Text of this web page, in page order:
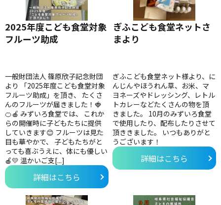
2025年度こども食堂対象
フルーツ助成
一般財団法人 篠原欣子記念財団
より 「2025年度こども食堂対象
フルーツ助成」を頂き、 たくさ
んのフルーツが届きました！🍓
🍊🍎 みずいろ食堂では、 これか
らの開催時に子どもたちに提供
していきます😊 フルーツは見た
目も華やかで、 子どもたちがと
っても喜ぶうえに、体にも優しい
🍎💛 温かいご支[...]
詳細はこちら
ぎふこども食堂ネットさ
まより
ぎふこども食堂ネット様より、に
んじんやほうれん草、お米、マ
ヨネーズやドレッシング、レトル
トカレーなどたくさんの物を頂
きました。 10月のみずいろ食堂
で使用したり、配布したりさせて
頂ききました。 いつもありがと
うございます！
詳細はこちら